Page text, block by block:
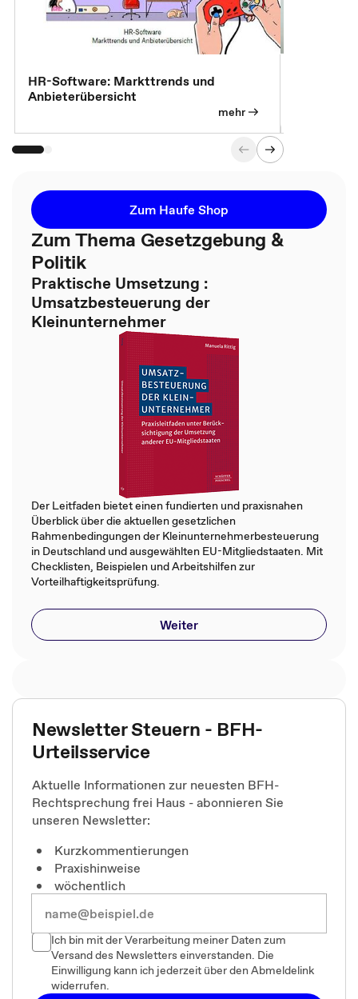
HR-Software: Markttrends und
Anbieterübersicht
mehr
Zum Haufe Shop
Zum Thema Gesetzgebung &
Politik
Praktische Umsetzung :
Umsatzbesteuerung der
Kleinunternehmer
Der Leitfaden bietet einen fundierten und praxisnahen
Überblick über die aktuellen gesetzlichen
Rahmenbedingungen der Kleinunternehmerbesteuerung
in Deutschland und ausgewählten EU-Mitgliedstaaten. Mit
Checklisten, Beispielen und Arbeitshilfen zur
Vorteilhaftigkeitsprüfung.
Weiter
Newsletter Steuern - BFH-
Urteilsservice
Aktuelle Informationen zur neuesten BFH-
Rechtsprechung frei Haus - abonnieren Sie
unseren Newsletter:
Kurzkommentierungen
Praxishinweise
wöchentlich
Ich bin mit der Verarbeitung meiner Daten zum
Versand des Newsletters einverstanden. Die
Einwilligung kann ich jederzeit über den Abmeldelink
widerrufen.